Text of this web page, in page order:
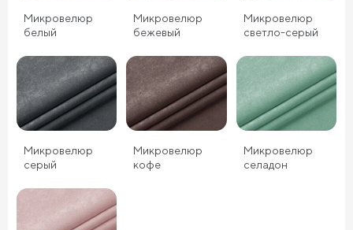
Микровелюр
белый
Микровелюр
бежевый
Микровелюр
светло-серый
Микровелюр
серый
Микровелюр
кофе
Микровелюр
селадон